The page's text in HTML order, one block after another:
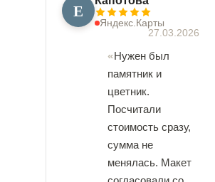
Е
Яндекс.Карты
27.03.2026
Нужен был
памятник и
цветник.
Посчитали
стоимость сразу,
сумма не
менялась. Макет